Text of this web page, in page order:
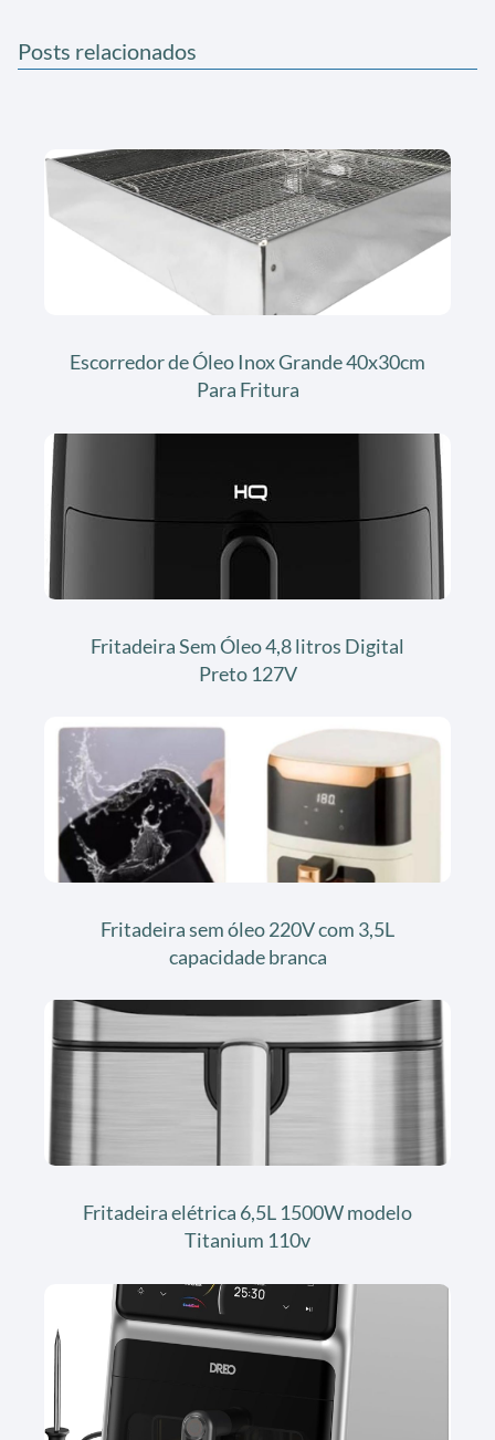
Posts relacionados
Escorredor de Óleo Inox Grande 40x30cm
Para Fritura
Fritadeira Sem Óleo 4,8 litros Digital
Preto 127V
Fritadeira sem óleo 220V com 3,5L
capacidade branca
Fritadeira elétrica 6,5L 1500W modelo
Titanium 110v